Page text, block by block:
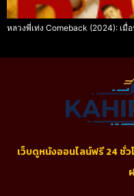
หลวงพี่เท่ง Comeback (2024): เ
เว็บดูหนังออนไลน์ฟรี 24 ชั่